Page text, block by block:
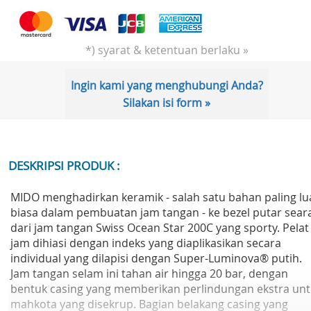
*) syarat & ketentuan berlaku »
Ingin kami yang menghubungi Anda?
Silakan isi form »
DESKRIPSI PRODUK :
MIDO menghadirkan keramik - salah satu bahan paling
biasa dalam pembuatan jam tangan - ke bezel putar
dari jam tangan Swiss Ocean Star 200C yang sporty. Pelat
jam dihiasi dengan indeks yang diaplikasikan secara
individual yang dilapisi dengan Super-Luminova® putih.
Jam tangan selam ini tahan air hingga 20 bar, dengan
bentuk casing yang memberikan perlindungan ekstra
mahkota yang disekrup. Bagian belakang casing yang